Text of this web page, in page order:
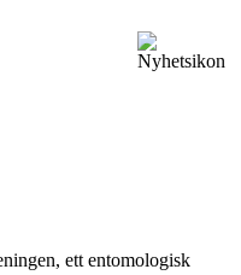
ett entomologisk